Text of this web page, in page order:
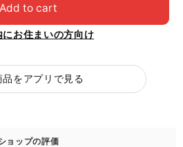
Add to cart
にお住まいの方向け
品をアプリで見る
ョップの評価